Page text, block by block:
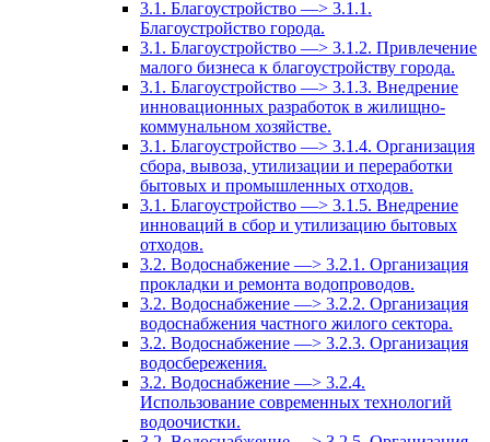
3.1. Благоустройство —> 3.1.1.
Благоустройство города.
3.1. Благоустройство —> 3.1.2. Привлечение
малого бизнеса к благоустройству города.
3.1. Благоустройство —> 3.1.3. Внедрение
инновационных разработок в жилищно-
коммунальном хозяйстве.
3.1. Благоустройство —> 3.1.4. Организация
сбора, вывоза, утилизации и переработки
бытовых и промышленных отходов.
3.1. Благоустройство —> 3.1.5. Внедрение
инноваций в сбор и утилизацию бытовых
отходов.
3.2. Водоснабжение —> 3.2.1. Организация
прокладки и ремонта водопроводов.
3.2. Водоснабжение —> 3.2.2. Организация
водоснабжения частного жилого сектора.
3.2. Водоснабжение —> 3.2.3. Организация
водосбережения.
3.2. Водоснабжение —> 3.2.4.
Использование современных технологий
водоочистки.